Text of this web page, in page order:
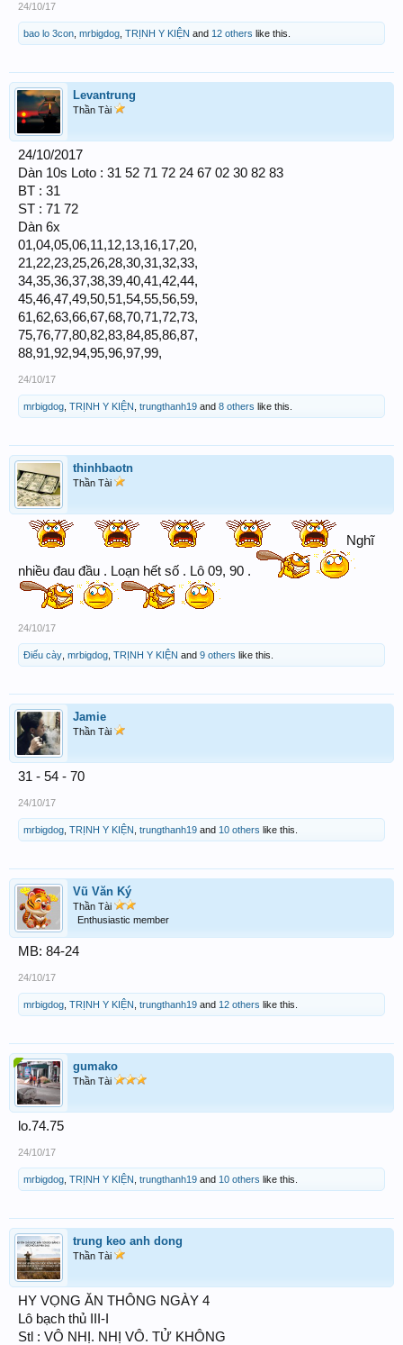
24/10/17
bao lo 3con mrbigdog TRỊNH Y KIỆN and 12 others like this.
Levantrung
Thần Tài
24/10/2017
Dàn 10s Loto : 31 52 71 72 24 67 02 30 82 83
BT : 31
ST : 71 72
Dàn 6x
01,04,05,06,11,12,13,16,17,20,
21,22,23,25,26,28,30,31,32,33,
34,35,36,37,38,39,40,41,42,44,
45,46,47,49,50,51,54,55,56,59,
61,62,63,66,67,68,70,71,72,73,
75,76,77,80,82,83,84,85,86,87,
88,91,92,94,95,96,97,99,
24/10/17
mrbigdog TRỊNH Y KIỆN trungthanh19 and 8 others like this.
thinhbaotn
Thần Tài
Nghĩ
nhiều đau đầu . Loạn hết số . Lô 09, 90 .
24/10/17
Điếu cày mrbigdog TRỊNH Y KIỆN and 9 others like this.
Jamie
Thần Tài
31 - 54 - 70
24/10/17
mrbigdog TRỊNH Y KIỆN trungthanh19 and 10 others like this.
Vũ Văn Ký
Thần Tài
Enthusiastic member
MB: 84-24
24/10/17
mrbigdog TRỊNH Y KIỆN trungthanh19 and 12 others like this.
gumako
Thần Tài
lo.74.75
24/10/17
mrbigdog TRỊNH Y KIỆN trungthanh19 and 10 others like this.
trung keo anh dong
Thần Tài
HY VỌNG ĂN THÔNG NGÀY 4
Lô bạch thủ III-I
Stl : VÔ NHỊ. NHỊ VÔ. TỬ KHÔNG